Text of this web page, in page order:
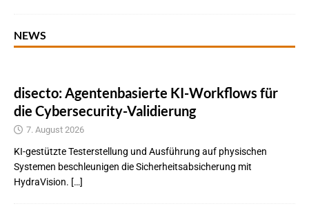
NEWS
disecto: Agentenbasierte KI-Workflows für
die Cybersecurity-Validierung
7. August 2026
KI-gestützte Testerstellung und Ausführung auf physischen
Systemen beschleunigen die Sicherheitsabsicherung mit
HydraVision. […]